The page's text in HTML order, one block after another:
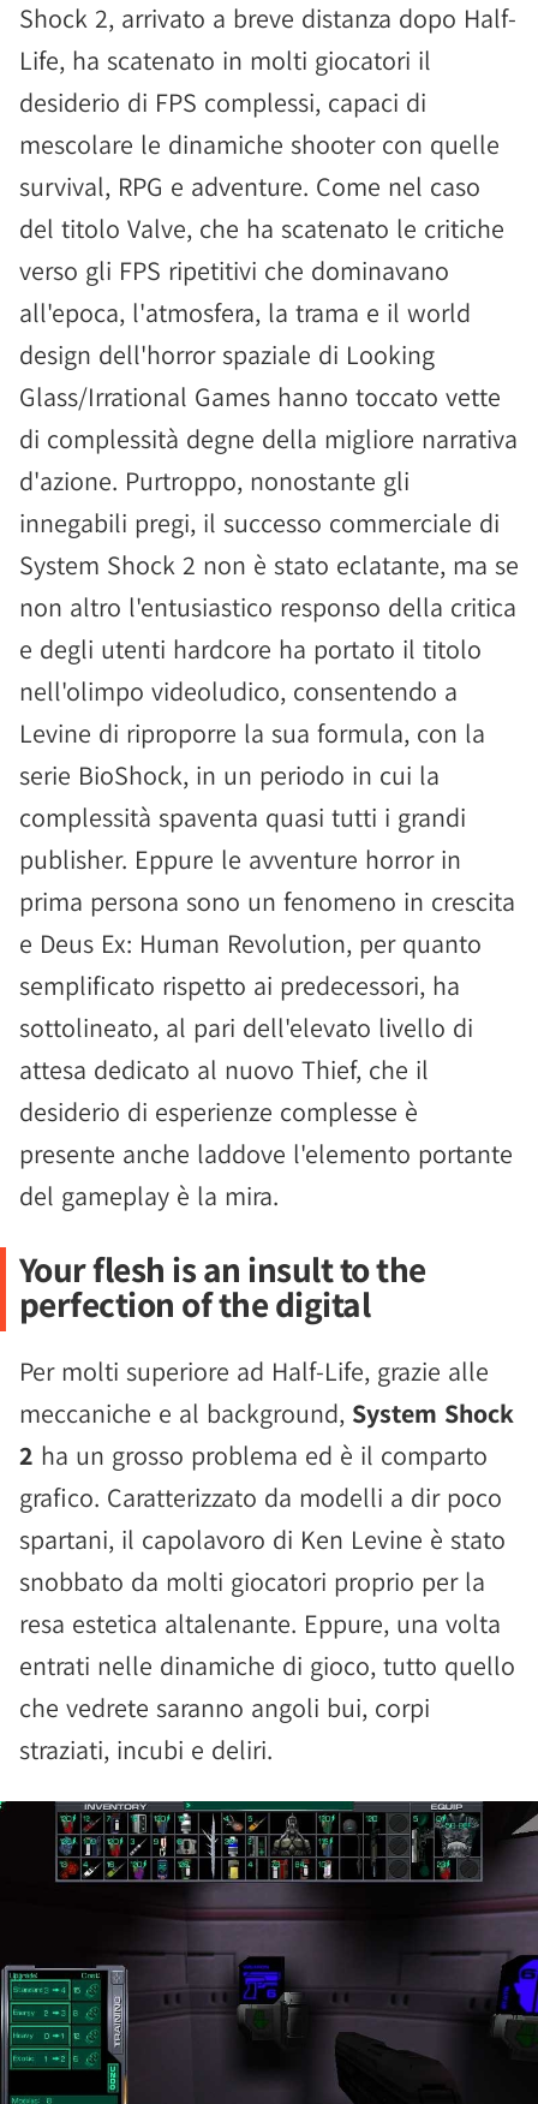
Shock 2, arrivato a breve distanza dopo Half-
Life, ha scatenato in molti giocatori il
desiderio di FPS complessi, capaci di
mescolare le dinamiche shooter con quelle
survival, RPG e adventure. Come nel caso
del titolo Valve, che ha scatenato le critiche
verso gli FPS ripetitivi che dominavano
all'epoca, l'atmosfera, la trama e il world
design dell'horror spaziale di Looking
Glass/Irrational Games hanno toccato vette
di complessità degne della migliore narrativa
d'azione. Purtroppo, nonostante gli
innegabili pregi, il successo commerciale di
System Shock 2 non è stato eclatante, ma se
non altro l'entusiastico responso della critica
e degli utenti hardcore ha portato il titolo
nell'olimpo videoludico, consentendo a
Levine di riproporre la sua formula, con la
serie BioShock, in un periodo in cui la
complessità spaventa quasi tutti i grandi
publisher. Eppure le avventure horror in
prima persona sono un fenomeno in crescita
e Deus Ex: Human Revolution, per quanto
semplificato rispetto ai predecessori, ha
sottolineato, al pari dell'elevato livello di
attesa dedicato al nuovo Thief, che il
desiderio di esperienze complesse è
presente anche laddove l'elemento portante
del gameplay è la mira.
Your flesh is an insult to the
perfection of the digital
Per molti superiore ad Half-Life, grazie alle
meccaniche e al background, System Shock
2 ha un grosso problema ed è il comparto
grafico. Caratterizzato da modelli a dir poco
spartani, il capolavoro di Ken Levine è stato
snobbato da molti giocatori proprio per la
resa estetica altalenante. Eppure, una volta
entrati nelle dinamiche di gioco, tutto quello
che vedrete saranno angoli bui, corpi
straziati, incubi e deliri.